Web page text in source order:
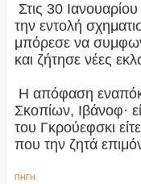
Στις 30
την εντολή
μπόρεσε να
και ζήτησε νέες
Η απόφαση
Σκοπίων, Ιβάνοφ·
του Γκρούεφσκι
που την ζητά
ΠΗΓΗ